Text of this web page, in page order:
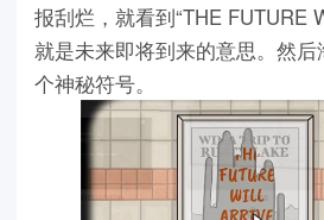
报刮烂，就看到“THE FUTURE
就是未来即将到来的意思。然
个神秘符号。